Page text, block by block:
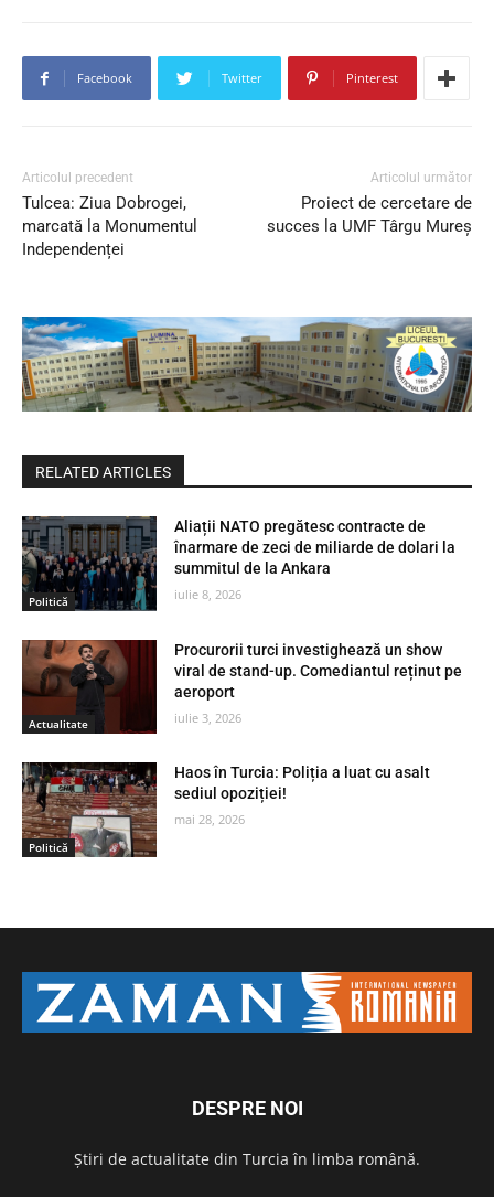
Facebook Twitter Pinterest
Articolul precedent
Tulcea: Ziua Dobrogei,
marcată la Monumentul
Independenței
Articolul următor
Proiect de cercetare de
succes la UMF Târgu Mureș
RELATED ARTICLES
Politică
Aliații NATO pregătesc contracte de
înarmare de zeci de miliarde de dolari la
summitul de la Ankara
iulie 8, 2026
Actualitate
Procurorii turci investighează un show
viral de stand-up. Comediantul reținut pe
aeroport
iulie 3, 2026
Politică
Haos în Turcia: Poliția a luat cu asalt
sediul opoziției!
mai 28, 2026
DESPRE NOI
Știri de actualitate din Turcia în limba română.